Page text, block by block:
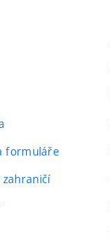
formuláře